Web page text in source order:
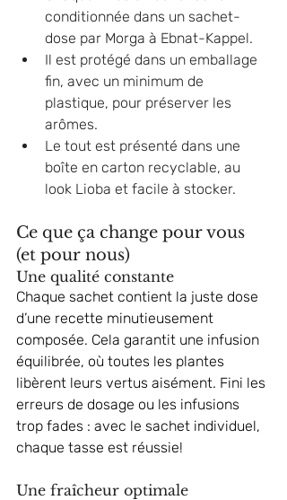
conditionnée dans un sachet-
dose par Morga à Ebnat-Kappel.
Il est protégé dans un emballage
fin, avec un minimum de
plastique, pour préserver les
arômes.
Le tout est présenté dans une
boîte en carton recyclable, au
look Lioba et facile à stocker.
Ce que ça change pour vous
(et pour nous)
Une qualité constante
Chaque sachet contient la juste dose
d’une recette minutieusement
composée. Cela garantit une infusion
équilibrée, où toutes les plantes
libèrent leurs vertus aisément. Fini les
erreurs de dosage ou les infusions
trop fades : avec le sachet individuel,
chaque tasse est réussie!
Une fraîcheur optimale